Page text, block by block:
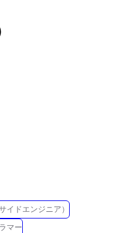
イドエンジニア）
マー